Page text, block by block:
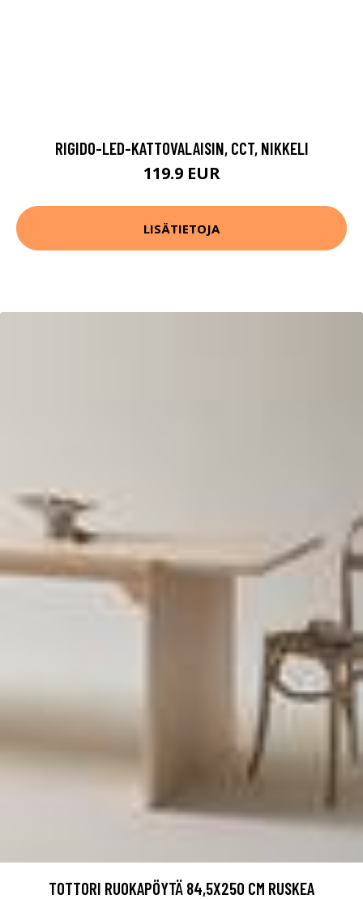
RIGIDO-LED-KATTOVALAISIN, CCT, NIKKELI
119.9 EUR
LISÄTIETOJA
TOTTORI RUOKAPÖYTÄ 84,5X250 CM RUSKEA